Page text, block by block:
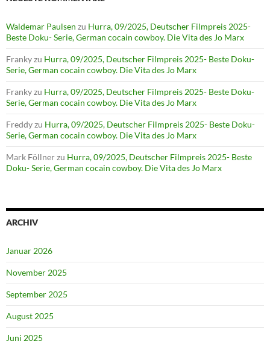
Waldemar Paulsen zu Hurra, 09/2025, Deutscher Filmpreis 2025-
Beste Doku- Serie, German cocain cowboy. Die Vita des Jo Marx
Frankyzu Hurra, 09/2025, Deutscher Filmpreis 2025- Beste Doku-
Serie, German cocain cowboy. Die Vita des Jo Marx
Frankyzu Hurra, 09/2025, Deutscher Filmpreis 2025- Beste Doku-
Serie, German cocain cowboy. Die Vita des Jo Marx
Freddyzu Hurra, 09/2025, Deutscher Filmpreis 2025- Beste Doku-
Serie, German cocain cowboy. Die Vita des Jo Marx
Mark Föllnerzu Hurra, 09/2025, Deutscher Filmpreis 2025- Beste
Doku- Serie, German cocain cowboy. Die Vita des Jo Marx
ARCHIV
Januar 2026
November 2025
September 2025
August 2025
Juni 2025